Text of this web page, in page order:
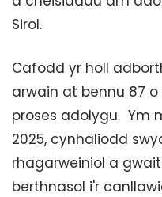
Sirol.
Cafodd yr holl
arwain at bennu 87
proses adolygu. Ym
2025, cynhaliodd
rhagarweiniol a
berthnasol i'r